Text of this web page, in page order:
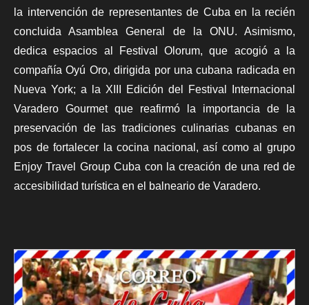
la intervención de representantes de Cuba en la recién
concluida Asamblea General de la ONU. Asimismo,
dedica espacios al Festival Olorum, que acogió a la
compañía Oyú Oro, dirigida por una cubana radicada en
Nueva York; a la XIII Edición del Festival Internacional
Varadero Gourmet que reafirmó la importancia de la
preservación de las tradiciones culinarias cubanas en
pos de fortalecer la cocina nacional, así como al grupo
Enjoy Travel Group Cuba con la creación de una red de
accesibilidad turística en el balneario de Varadero.